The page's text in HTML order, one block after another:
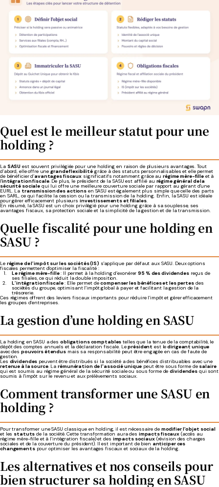
Quel est le meilleur statut pour une
holding ?
La SASU est souvent privilégiée pour une holding en raison de plusieurs avantages. Tout
d’abord, elle offre unegrande flexibilitégrâce à des statuts personnalisables et elle permet
de bénéficier d’avantages fiscaux significatifs notamment grâce au régime mère-filleet à
l'intégration fiscale. De plus, le président de la SASU est affilié au régime général de la
sécurité sociale qui lui offre une meilleure couverture sociale par rapport au gérant d'une
EURL. La transmission des actions en SASU est également plus simple que celle des parts
en SARL, ce qui facilite la cession ou la transmission de la holding. Enfin, la SASU est idéale
pour gérer efficacement plusieurs investissements et filiales.
En résumé, la SASU est un choix privilégié pour une holding grâce à sa souplesse, ses
avantages fiscaux, sa protection sociale et la simplicité de la gestion et de la transmission.
Quelle fiscalité pour une holding en
SASU ?
Le régime de l’impôt sur les sociétés (IS) s'applique par défaut aux SASU. Deux options
fiscales permettent d'optimiser la fiscalité :
Le régime mère-fille: Il permet à la holding d’exonérer95 % des dividendesreçus de
ses filiales, ce qui réduit la double imposition.
L’intégration fiscale: Elle permet decompenser les bénéfices et les pertesdes
sociétés du groupe, optimisant l’impôt global à payer et facilitant la gestion de la
trésorerie.
Ces régimes offrent des leviers fiscaux importants pour réduire l’impôt et gérer efficacement
les groupes d’entreprises.
La gestion d’une holding en SASU
La holding en SASU a des obligations comptables telles que la tenue de la comptabilité, le
dépôt des comptes annuels et la déclaration fiscale. Leprésident est ledirigeant unique
avec des pouvoirs étendus mais sa responsabilité peut être engagée en cas de faute de
gestion.
Les dividendes peuvent être distribués si la société a des bénéfices distribuables avec une
retenue à la source. Larémunération de l'associé unique peut être sous forme de salaire
qui est soumis au régime général de la sécurité sociale ou sous forme dedividendes qui sont
soumis à l'impôt sur le revenu et aux prélèvements sociaux.
Comment transformer une SASU en
holding ?
Pour transformer une SASU classique en holding, il est nécessaire de modifier l’objet social
et les statuts de la société. Cette transformation aura des impacts fiscaux (accès au
régime mère-fille et à l’intégration fiscale) et des impacts sociaux(révision des charges
sociales et de la couverture du président). Il est important de bien anticiper ces
changementspour optimiser les avantages fiscaux et sociaux de la holding.
Les alternatives et nos conseils pour
bien structurer sa holding en SASU